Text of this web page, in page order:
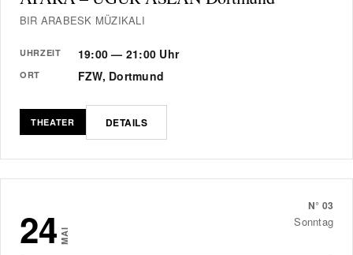
BIR ARABESK MÜZIKALI
UHRZEIT 19:00 — 21:00 Uhr
ORT FZW, Dortmund
THEATER DETAILS
N° 03
24 MAI
Sonntag